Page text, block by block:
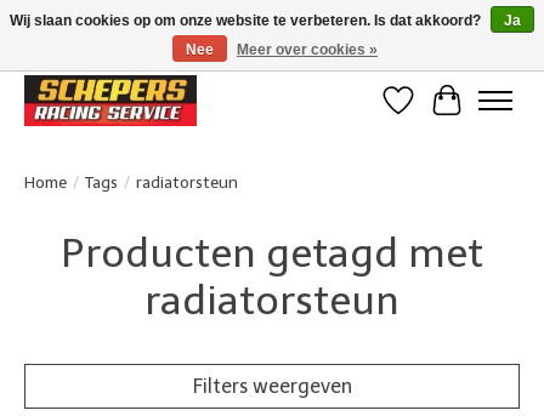
Klanten beoordelen ons met een 4,8/5 op Google reviews
Verlanglijst
Home / Tags / radiatorsteun
Producten getagd met
radiatorsteun
Filters weergeven
Wij slaan cookies op om onze website te verbeteren. Is dat akkoord?
Ja
Nee
Meer over cookies »